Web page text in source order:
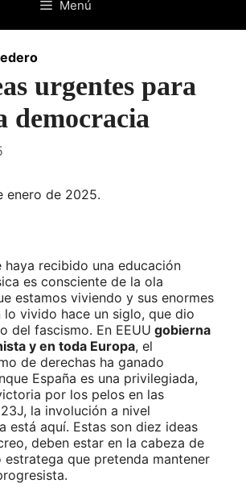
Menú
urgentes para
democracia
enero de 2025.
haya recibido una educación
es consciente de la ola
estamos viviendo y sus enormes
lo vivido hace un siglo, que dio
del fascismo. En EEUU gobierna
y en toda Europa, el
de derechas ha ganado
España es una privilegiada,
por los pelos en las
la involución a nivel
está aquí. Estas son diez ideas
deben estar en la cabeza de
que pretenda mantener